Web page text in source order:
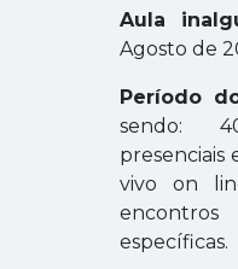
Aula
Agosto de
Período
sendo:
presenciais
vivo on
específicas.